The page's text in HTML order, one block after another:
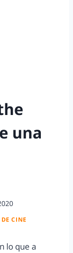
una
CINE
lo que a